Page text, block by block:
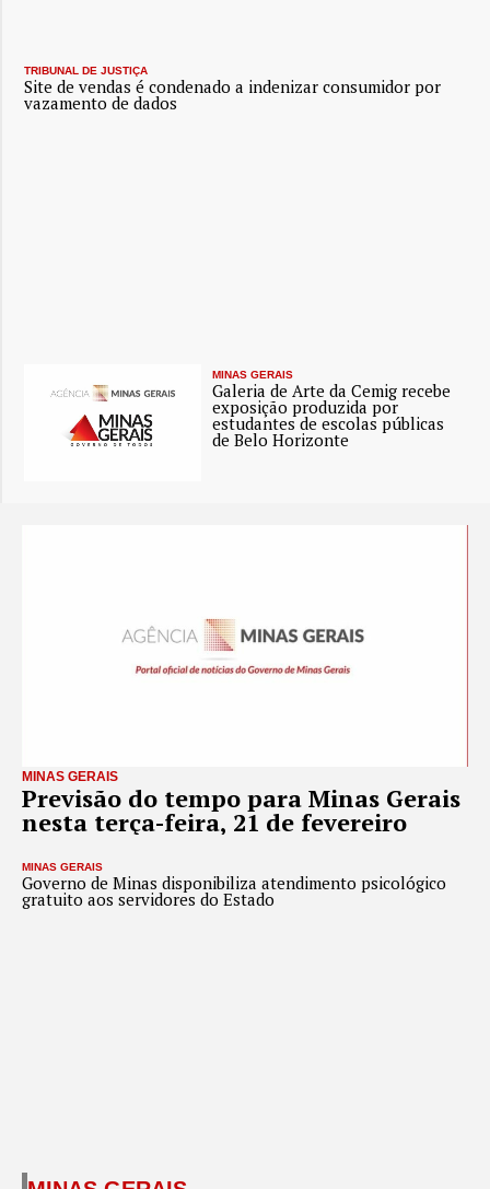
TRIBUNAL DE JUSTIÇA
Site de vendas é condenado a indenizar consumidor por
vazamento de dados
MINAS GERAIS
Galeria de Arte da Cemig recebe
exposição produzida por
estudantes de escolas públicas
de Belo Horizonte
MINAS GERAIS
Previsão do tempo para Minas Gerais
nesta terça-feira, 21 de fevereiro
MINAS GERAIS
Governo de Minas disponibiliza atendimento psicológico
gratuito aos servidores do Estado